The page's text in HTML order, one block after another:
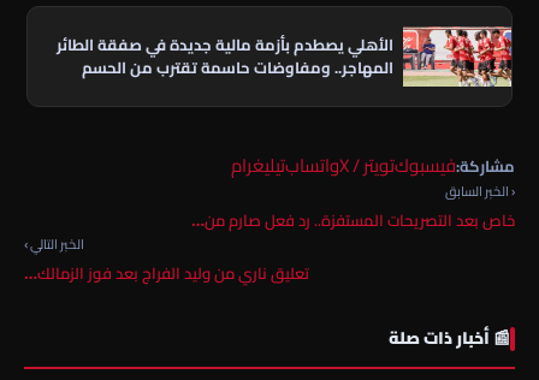
الأهلي يصطدم بأزمة مالية جديدة في صفقة الطائر
المهاجر.. ومفاوضات حاسمة تقترب من الحسم
مشاركة:فيسبوكتويتر / X واتسابتيليغرام
‹ الخبر السابق
خاص بعد التصريحات المستفزة.. رد فعل صارم من…
الخبر التالي ›
تعليق ناري من وليد الفراج بعد فوز الزمالك…
📰 أخبار ذات صلة